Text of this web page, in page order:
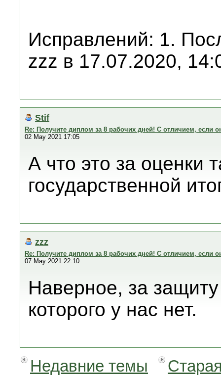
Исправлений: 1.
zzz в 17.07.2020,
Stif
Re: Получите диплом за 8 рабочих дней! С отличием, если
02 May 2021 17:05
А что это за оценки
государственной
zzz
Re: Получите диплом за 8 рабочих дней! С отличием, если
07 May 2021 22:10
Наверное, за
которого у нас нет.
Недавние темы